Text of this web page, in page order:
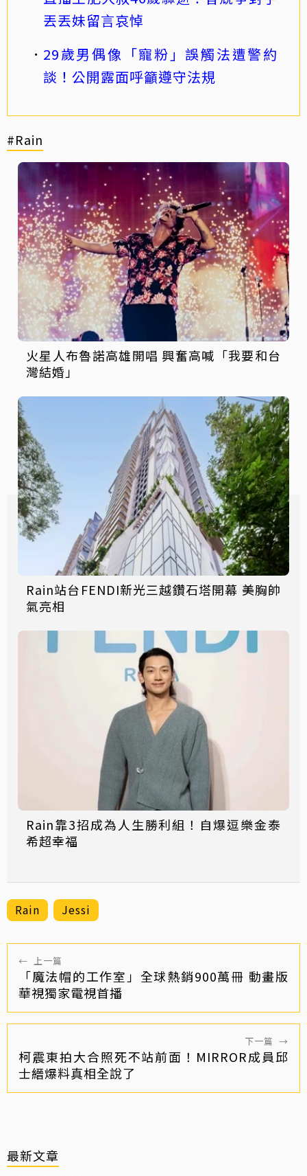
丟丟妹留言哀悼
29歲男偶像「寵粉」誤觸法遭警約
談！公開露面呼籲遵守法規
#Rain
火星人布魯諾高雄開唱 興奮高喊「我要和台
灣結婚」
Rain站台FENDI新光三越鑽石塔開幕 美胸帥
氣亮相
Rain靠3招成為人生勝利組！自爆逗樂金泰
希超幸福
Rain Jessi
← 上一篇
「魔法帽的工作室」全球熱銷900萬冊 動畫版
華視獨家電視首播
下一篇 →
柯震東拍大合照死不站前面！MIRROR成員邱
士縉爆料真相全說了
最新文章